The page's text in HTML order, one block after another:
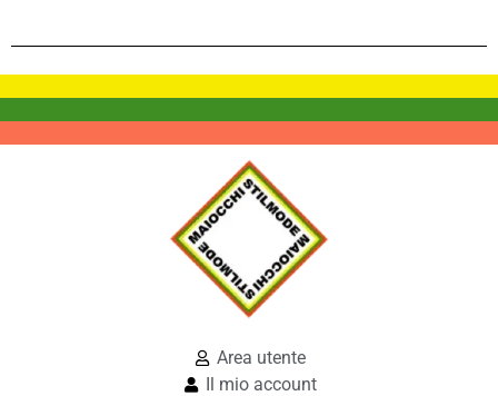
Area utente
Il mio account